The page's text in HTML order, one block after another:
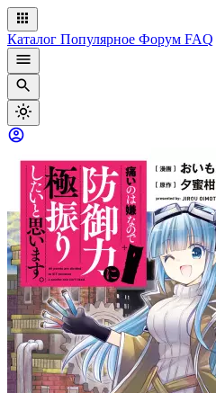
Каталог Популярное Форум FAQ